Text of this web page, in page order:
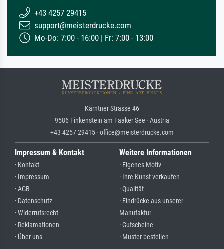
+43 4257 29415
support@meisterdrucke.com
Mo-Do: 7:00 - 16:00 | Fr: 7:00 - 13:00
Kärntner Strasse 46
9586 Finkenstein am Faaker See · Austria
+43 4257 29415 · office@meisterdrucke.com
Impressum & Kontakt
· Kontakt
· Impressum
· AGB
· Datenschutz
· Widerrufsrecht
· Reklamationen
· Über uns
Weitere Informationen
· Eigenes Motiv
· Ihre Kunst verkaufen
· Qualität
· Eindrücke aus unserer
Manufaktur
· Gutscheine
· Muster bestellen